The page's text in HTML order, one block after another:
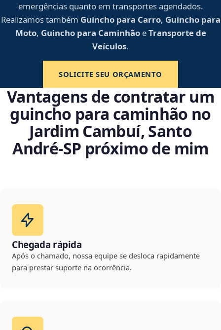
emergências quanto em transportes agendados.
Realizamos também Guincho para Carro, Guincho para
Moto, Guincho para CaminhãoeTransporte de
Veículos.
SOLICITE SEU ORÇAMENTO
Vantagens de contratar um
guincho para caminhão no
Jardim Cambuí, Santo
André‑SP próximo de mim
Chegada rápida
Após o chamado, nossa equipe se desloca rapidamente
para prestar suporte na ocorrência.